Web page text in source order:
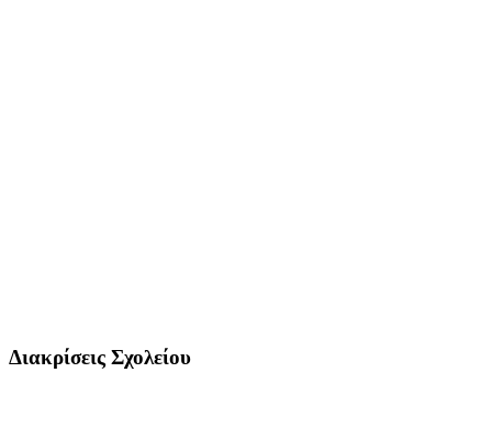
Διακρίσεις Σχολείου